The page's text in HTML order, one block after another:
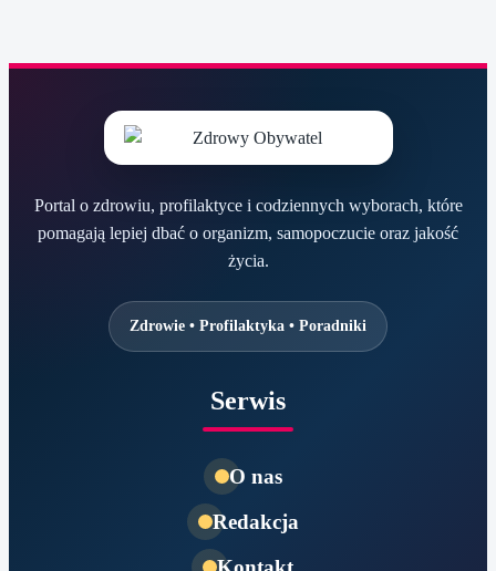
Portal o zdrowiu, profilaktyce i codziennych wyborach, które
pomagają lepiej dbać o organizm, samopoczucie oraz jakość
życia.
Zdrowie • Profilaktyka • Poradniki
Serwis
O nas
Redakcja